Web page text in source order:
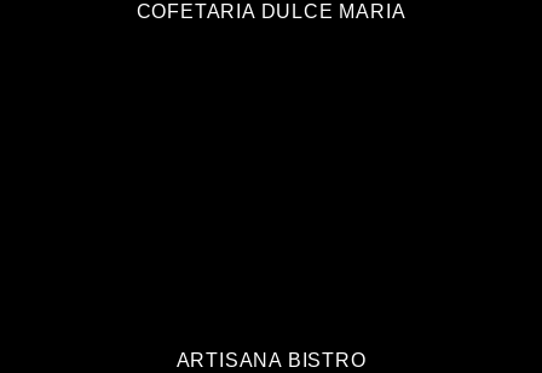
COFETARIA DULCE MARIA
ARTISANA BISTRO